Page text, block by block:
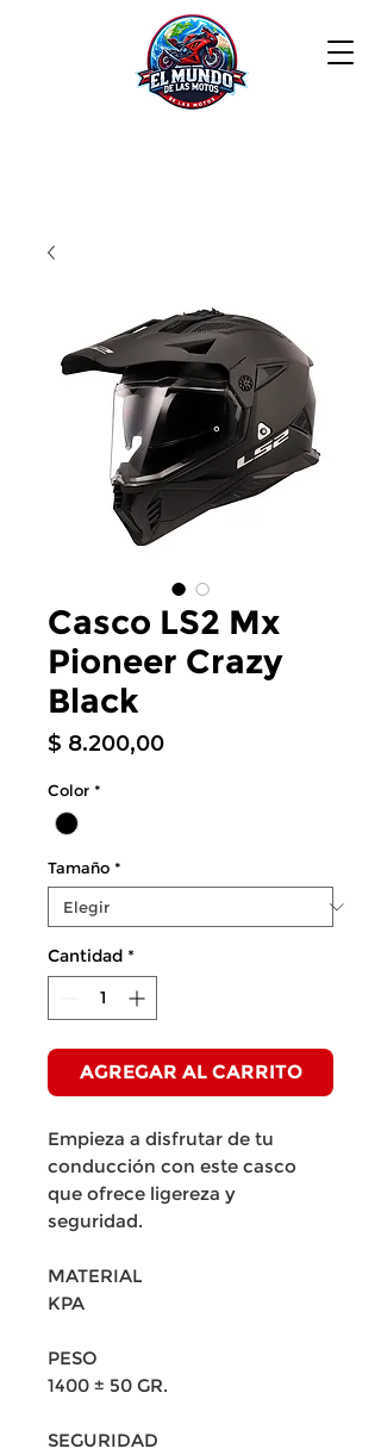
Casco LS2 Mx
Pioneer Crazy
Black
$ 8.200,00Precio
Color *
Tamaño *
Cantidad *
AGREGAR AL CARRITO
Empieza a disfrutar de tu
conducción con este casco
que ofrece ligereza y
seguridad.
MATERIAL
KPA
PESO
1400 ± 50 GR.
SEGURIDAD